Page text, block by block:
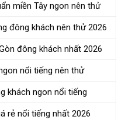
miền Tây ngon nên thử
đông khách nên thử 2026
đông khách nhất 2026
nổi tiếng nên thử
khách ngon nổi tiếng
rẻ nổi tiếng nhất 2026